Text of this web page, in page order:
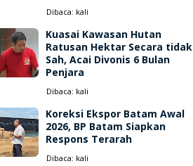
Dibaca: kali
Kuasai Kawasan Hutan
Ratusan Hektar Secara tidak
Sah, Acai Divonis 6 Bulan
Penjara
Dibaca: kali
Koreksi Ekspor Batam Awal
2026, BP Batam Siapkan
Respons Terarah
Dibaca: kali